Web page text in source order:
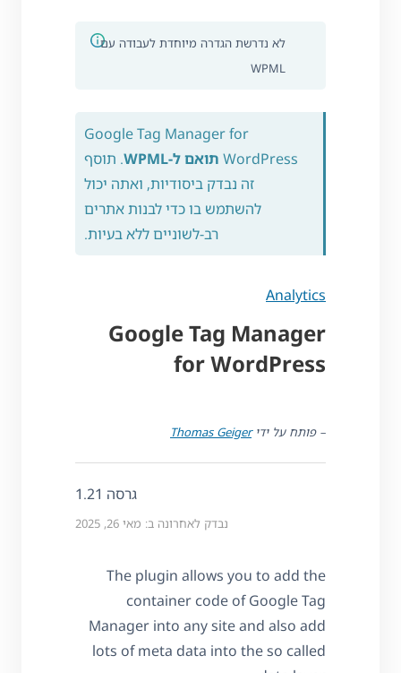
לא נדרשת הגדרה מיוחדת לעבודה עם
WPML
Google Tag Manager for
WordPress תואם ל-WPML
. תוסף
זה נבדק ביסודיות, ואתה יכול
להשתמש בו כדי לבנות אתרים
רב-לשוניים ללא בעיות.
Analytics
Google Tag Manager
for WordPress
– פותח על ידיThomas Geiger
גרסה 1.21
נבדק לאחרונה ב: מאי 26, 2025
The plugin allows you to add the
container code of Google Tag
Manager into any site and also add
lots of meta data into the so called